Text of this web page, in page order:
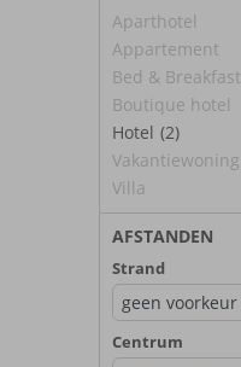
Aparthotel
Appartement
Bed & Breakfast
Boutique hotel
Hotel (2)
Vakantiewoning
Villa
AFSTANDEN
Strand
Centrum